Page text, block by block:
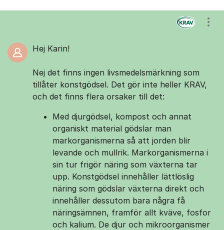
Hej Karin!
Nej det finns ingen livsmedelsmärkning som
tillåter konstgödsel. Det gör inte heller KRAV,
och det finns flera orsaker till det:
Med djurgödsel, kompost och annat
organiskt material gödslar man
markorganismerna så att jorden blir
levande och mullrik. Markorganismerna i
sin tur frigör näring som växterna tar
upp. Konstgödsel innehåller lättlöslig
näring som gödslar växterna direkt och
innehåller dessutom bara några få
näringsämnen, framför allt kväve, fosfor
och kalium. De djur och mikroorganismer